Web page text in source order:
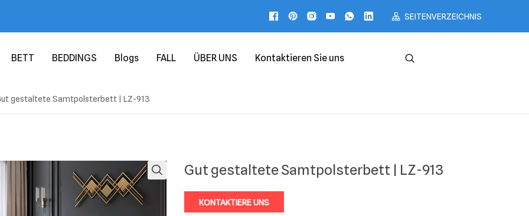
SEITENVERZEICHNIS
Mattress
BETT
Polsterbett
Leather Bed
Kissen
BEDDINGS
Mattress Protector
Blogs FALL ÜBER UNS Kontaktieren Sie uns
gestaltete Samtpolsterbett | LZ-913
Gut gestaltete Samtpolsterbett | LZ-913
KONTAKTIERE UNS